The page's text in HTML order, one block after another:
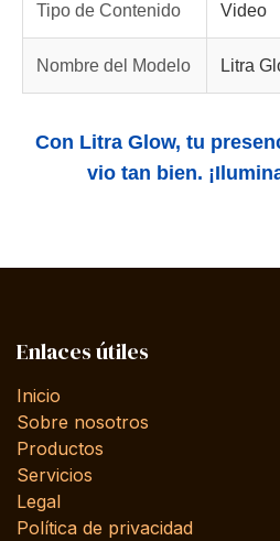
Tipo de Contenido Video
Nombre del Modelo Litra
Con Litra Glow, tu
vio tan bien.
Enlaces útiles
Inicio
Sobre nosotros
Productos
Servicios
Legal
Política de privacidad